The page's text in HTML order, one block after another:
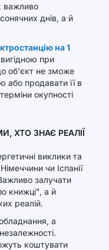
важливо
днів, а й
на 1
при
об’єкт не зможе
або продавати її в
окупності
ХТО ЗНАЄ РЕАЛІЇ
виклики та
чи Іспанії
залучати
книжці", а й
реалій.
а
коштувати